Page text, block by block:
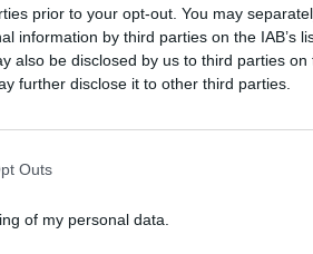
prior to your opt-out. You may
information by third parties on the IAB’s
also be disclosed by us to third parties on
further disclose it to other third parties.
Outs
of my personal data.
haxixe.
aplicação da medida de coação
a denúncia constitui uma